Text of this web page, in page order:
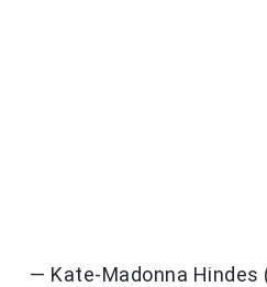
— Kate-Madonna Hindes